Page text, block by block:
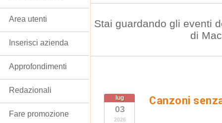
Stai guardando gli eventi
di
lug
03
2026
Canzoni
Area utenti
Inserisci azienda
Approfondimenti
Redazionali
Fare promozione